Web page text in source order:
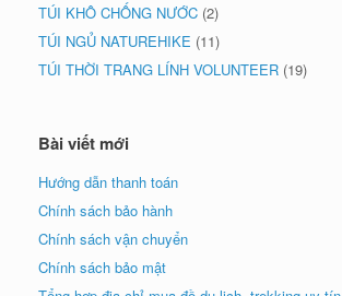
TÚI KHÔ CHỐNG NƯỚC (2)
TÚI NGỦ NATUREHIKE (11)
TÚI THỜI TRANG LÍNH VOLUNTEER (19)
Bài viết mới
Hướng dẫn thanh toán
Chính sách bảo hành
Chính sách vận chuyển
Chính sách bảo mật